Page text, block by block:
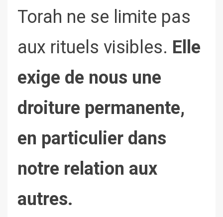
Torah ne se limite pas
aux rituels visibles. Elle
exige de nous une
droiture permanente,
en particulier dans
notre relation aux
autres.